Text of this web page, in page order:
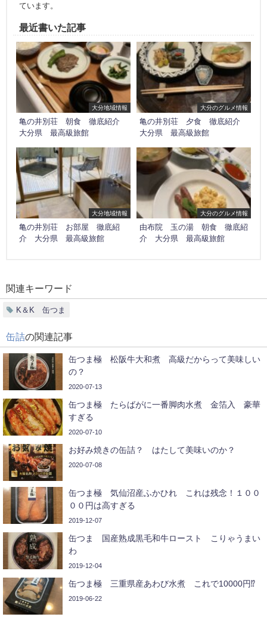
ています。
最近書いた記事
大分地域情報
亀の井別荘 朝食 徹底紹介
大分県 最高級旅館
大分のグルメ情報
亀の井別荘 夕食 徹底紹介
大分県 最高級旅館
大分地域情報
亀の井別荘 お部屋 徹底紹
介 大分県 最高級旅館
大分のグルメ情報
由布院 玉の湯 朝食 徹底紹
介 大分県 最高級旅館
関連キーワード
K＆K 缶つま
缶詰の関連記事
缶つま極 松阪牛大和煮 高級だからって美味しい
の？
2020-07-13
缶つま極 たらばがに一番脚肉水煮 金箔入 豪華
すぎる
2020-07-10
お好み焼きの缶詰？ はたして美味いのか？
2020-07-08
缶つま極 気仙沼産ふかひれ これは残念！１００
００円は高すぎる
2019-12-07
缶つま 国産熟成黒毛和牛ロースト こりゃうまい
わ
2019-12-04
缶つま極 三重県産あわび水煮 これで10000円⁉
2019-06-22